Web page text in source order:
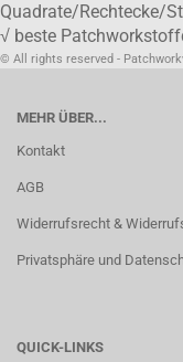
Quadrate/Rechtecke/
√ beste
© All rights reserved -
MEHR ÜBER...
Kontakt
AGB
Widerrufsrecht &
Privatsphäre und
QUICK-LINKS